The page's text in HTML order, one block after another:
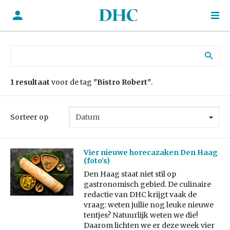
1 resultaat voor de tag "Bistro Robert".
Sorteer op
Vier nieuwe horecazaken Den Haag
(foto’s)
Den Haag staat niet stil op
gastronomisch gebied. De culinaire
redactie van DHC krijgt vaak de
vraag: weten jullie nog leuke nieuwe
tentjes? Natuurlijk weten we die!
Daarom lichten we er deze week vier